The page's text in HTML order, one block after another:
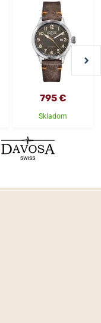
795 €
Skladom